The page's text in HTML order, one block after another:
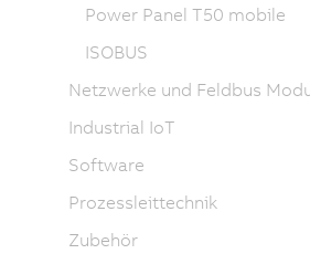
Power Panel T50 mobile
ISOBUS
Netzwerke und Feldbus
Industrial IoT
Software
Prozessleittechnik
Zubehör